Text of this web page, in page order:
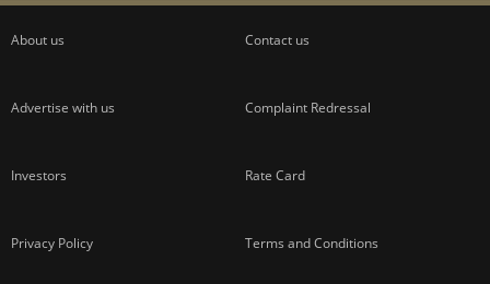
About us Contact us
Advertise with us Complaint Redressal
Investors Rate Card
Privacy Policy Terms and Conditions